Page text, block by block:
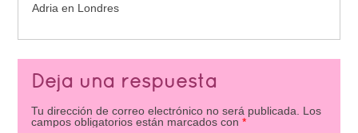
Adria en Londres
Deja una respuesta
Tu dirección de correo electrónico no será publicada. Los
campos obligatorios están marcados con *